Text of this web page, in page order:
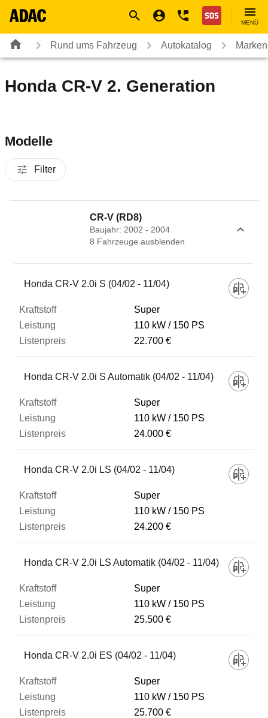
Nothilfe
MENÜ
Rund ums Fahrzeug Autokatalog
Honda CR-V 2. Generation
Modelle
Filter
CR-V (RD8)
Baujahr: 2002 - 2004
8 Fahrzeuge ausblenden
Fahrzeug
Kraftstoff
Leistung
Listenpreis
Zum Vergleich hinzufügen
Honda CR-V 2.0i S (04/02 - 11/04)
Super
110 kW
150 PS
22.700 €
Honda CR-V 2.0i S Automatik (04/02 - 11/04)
Super
110 kW
150 PS
24.000 €
Honda CR-V 2.0i LS (04/02 - 11/04)
Super
110 kW
150 PS
24.200 €
Honda CR-V 2.0i LS Automatik (04/02 - 11/04)
Super
110 kW
150 PS
25.500 €
Honda CR-V 2.0i ES (04/02 - 11/04)
Super
110 kW
150 PS
25.700 €